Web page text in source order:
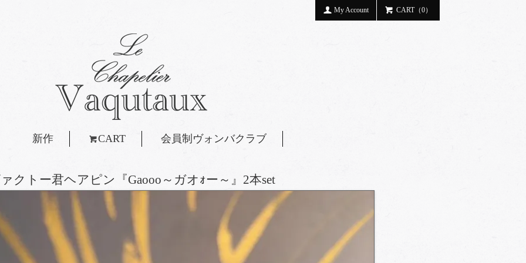
CART（0）
My Account
新作 CART 会員制ヴォンバクラブ
クトー君ヘアピン『Gaooo～ガオｫー～』2本set